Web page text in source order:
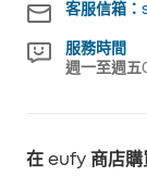
客服信箱
服務時間
週一至週五
在 eufy 商店購